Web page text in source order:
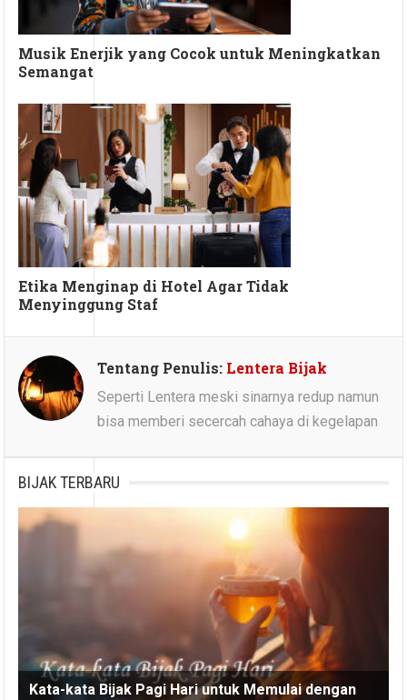
Musik Enerjik yang Cocok untuk Meningkatkan
Semangat
Etika Menginap di Hotel Agar Tidak
Menyinggung Staf
Tentang Penulis: Lentera Bijak
Seperti Lentera meski sinarnya redup namun
bisa memberi secercah cahaya di kegelapan
BIJAK TERBARU
Kata-kata Bijak Pagi Hari untuk Memulai dengan